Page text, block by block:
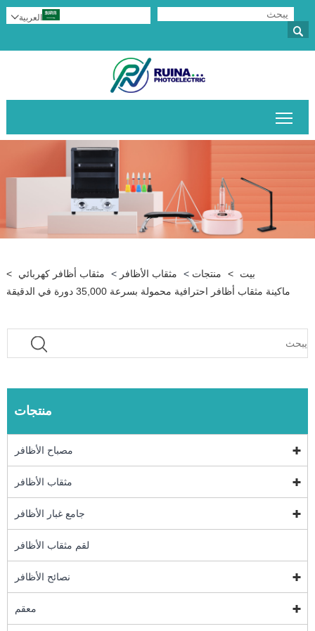

العربية
بيت > منتجات > مثقاب الأظافر > مثقاب أظافر كهربائي
>
ماكينة مثقاب أظافر احترافية محمولة بسرعة 35,000 دورة في الدقيقة
منتجات
مصباح الأظافر
مثقاب الأظافر
جامع غبار الأظافر
لقم مثقاب الأظافر
نصائح الأظافر
معقم